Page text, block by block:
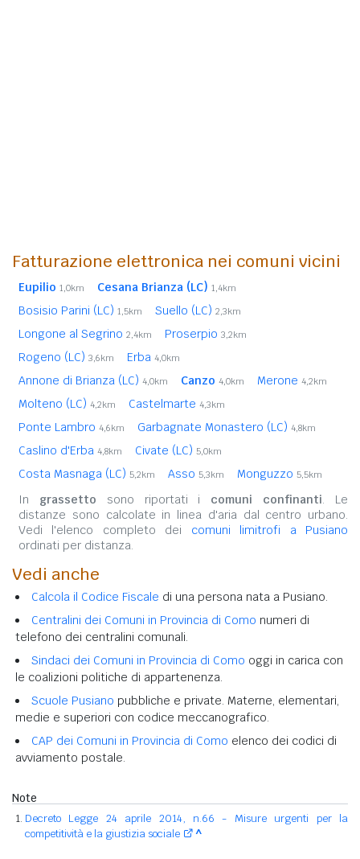
Fatturazione elettronica nei comuni vicini
Eupilio 1,0km Cesana Brianza (LC) 1,4km
Bosisio Parini (LC) 1,5km Suello (LC) 2,3km
Longone al Segrino 2,4km Proserpio 3,2km
Rogeno (LC) 3,6km Erba 4,0km
Annone di Brianza (LC) 4,0km Canzo 4,0km Merone 4,2km
Molteno (LC) 4,2km Castelmarte 4,3km
Ponte Lambro 4,6km Garbagnate Monastero (LC) 4,8km
Caslino d'Erba 4,8km Civate (LC) 5,0km
Costa Masnaga (LC) 5,2km Asso 5,3km Monguzzo 5,5km
In grassetto sono riportati i comuni confinanti. Le
distanze sono calcolate in linea d'aria dal centro urbano.
Vedi l'elenco completo dei comuni limitrofi a Pusiano
ordinati per distanza.
Vedi anche
Calcola il Codice Fiscale di una persona nata a Pusiano.
Centralini dei Comuni in Provincia di Como numeri di
telefono dei centralini comunali.
Sindaci dei Comuni in Provincia di Como oggi in carica con
le coalizioni politiche di appartenenza.
Scuole Pusiano pubbliche e private. Materne, elementari,
medie e superiori con codice meccanografico.
CAP dei Comuni in Provincia di Como elenco dei codici di
avviamento postale.
Note
Decreto Legge 24 aprile 2014, n.66 - Misure urgenti per la
competitività e la giustizia sociale
^